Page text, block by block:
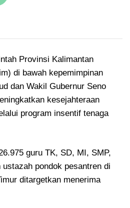
Provinsi Kalimantan
di bawah kepemimpinan
dan Wakil Gubernur Seno
kesejahteraan
program insentif tenaga
guru TK, SD, MI, SMP,
pondok pesantren di
ditargetkan menerima